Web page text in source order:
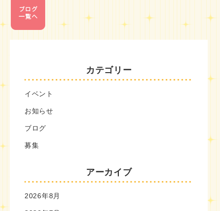
カテゴリー
イベント
お知らせ
ブログ
募集
アーカイブ
2026年8月